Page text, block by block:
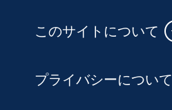
このサイトについて
プライバシーについて